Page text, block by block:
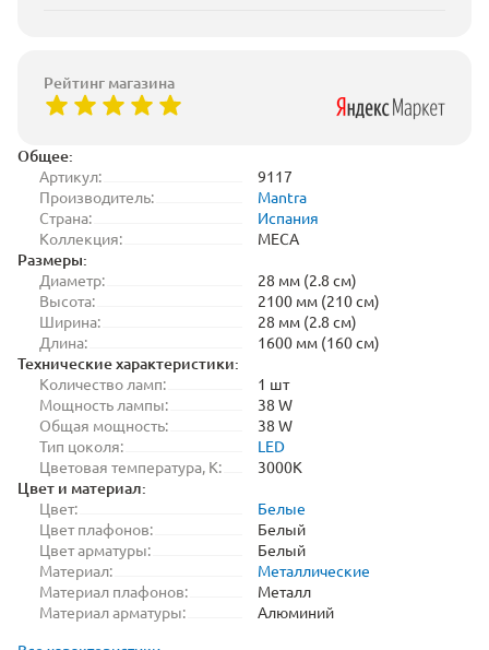
Общее:
Артикул:
9117
Производитель:
Mantra
Страна:
Испания
Коллекция:
MECA
Размеры:
Диаметр:
28 мм (2.8 см)
Высота:
2100 мм (210 см)
Ширина:
28 мм (2.8 см)
Длина:
1600 мм (160 см)
Технические характеристики:
Количество ламп:
1 шт
Мощность лампы:
38 W
Общая мощность:
38 W
Тип цоколя:
LED
Цветовая температура, K:
3000K
Цвет и материал:
Цвет:
Белые
Цвет плафонов:
Белый
Цвет арматуры:
Белый
Материал:
Металлические
Материал плафонов:
Металл
Материал арматуры:
Алюминий
Рейтинг магазина